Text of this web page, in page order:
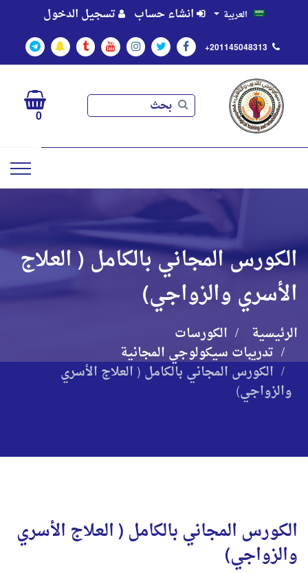
العربية انشاء حساب تسجيل الدخول
+201145048313
بحث 0
الكورس المجاني بالكامل ( العلاج
الأسري والزواجي)
الرئيسية
الكورسات
تدريبات سيكولوجي المجانية
الكورس المجاني بالكامل ( العلاج الأسري
والزواجي)
الكورس المجاني بالكامل ( العلاج الأسري
والزواجي)